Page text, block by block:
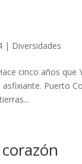
| Diversidades
cinco años
asfixiante. Puerto